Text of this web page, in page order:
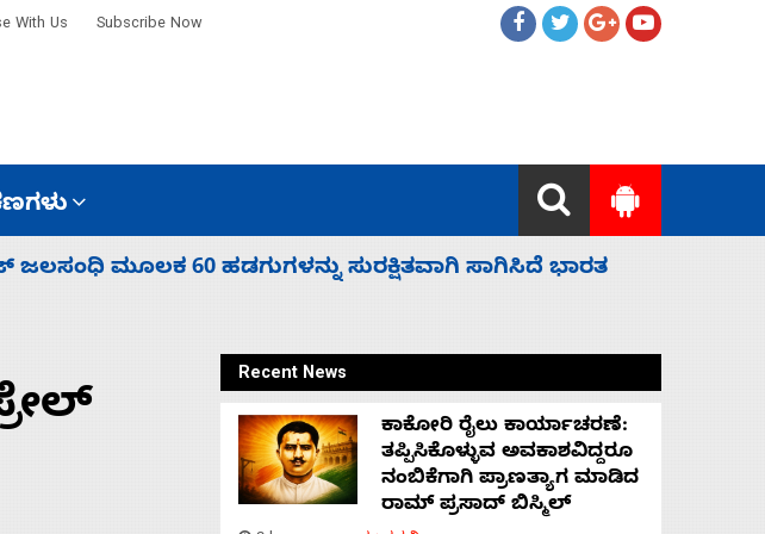
With Us Subscribe Now
ಸದನ ನಡೆಸಲು ಬಿಡೆವು: ಛಲವಾದಿ ನಾರಾಯಣಸ್ವಾಮಿ
Recent News
ಕಾಕೋರಿ ರೈಲು ಕಾರ್ಯಾಚರಣೆ:
ತಪ್ಪಿಸಿಕೊಳ್ಳುವ ಅವಕಾಶವಿದ್ದರೂ
ನಂಬಿಕೆಗಾಗಿ ಪ್ರಾಣತ್ಯಾಗ ಮಾಡಿದ
ರಾಮ್ ಪ್ರಸಾದ್ ಬಿಸ್ಮಿಲ್